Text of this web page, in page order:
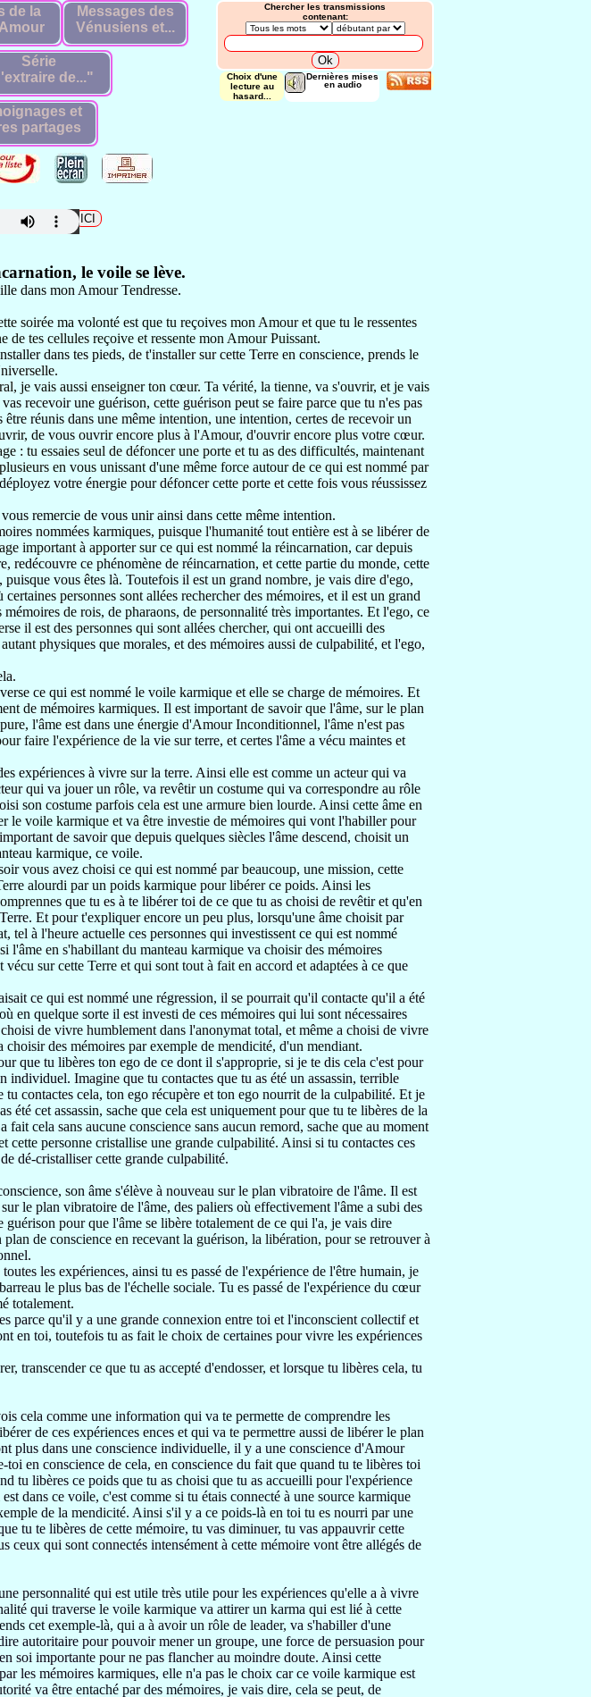
Chercher les transmissions
contenant:
Choix d'une
lecture au
hasard...
Dernières mises
en audio
de la
Messages des
Vénusiens et...
Série
de..."
et
partages
cliquez
le voile se lève.
dans mon Amour Tendresse.
soirée ma volonté est que tu reçoives mon Amour et que tu le ressentes
de tes cellules reçoive et ressente mon Amour Puissant.
dans tes pieds, de t'installer sur cette Terre en conscience, prends le
je vais aussi enseigner ton cœur. Ta vérité, la tienne, va s'ouvrir, et je vais
recevoirune guérison, cette guérison peut se faire parce que tu n'es pas
être réunis dans une même intention, une intention, certes de recevoir un
de vous ouvrirencore plus à l'Amour, d'ouvrir encore plus votre cœur.
: tu essaies seul de défoncer une porte et tu as des difficultés, maintenant
en vous unissant d'une même force autourde ce qui est nommé par
votre énergie pourdéfoncer cette porte et cette fois vous réussissez
remercie de vous unir ainsi dans cette même intention.
nommées karmiques, puisque l'humanité tout entière est à se libérerde
important à apportersur ce qui est nommé la réincarnation, car depuis
redécouvre ce phénomène de réincarnation, et cette partie du monde, cette
puisque vous êtes là. Toutefois il est un grand nombre, je vais dire d'ego,
certaines personnes sont allées rechercherdes mémoires, et il est un grand
de rois, de pharaons, de personnalité très importantes. Et l'ego, ce
il est des personnes qui sont allées chercher, qui ont accueilli des
physiques que morales, et des mémoires aussi de culpabilité, et l'ego,
ce qui est nommé le voile karmique et elle se charge de mémoires. Et
de mémoires karmiques. Il est important de savoir que l'âme, sur le plan
l'âme est dans une énergie d'Amour Inconditionnel, l'âme n'est pas
faire l'expérience de la vie sur terre, et certes l'âme a vécu maintes et
expériences à vivre sur la terre. Ainsi elle est comme un acteur qui va
qui va jouer un rôle, va revêtir un costume qui va correspondre au rôle
son costume parfois cela est une armure bien lourde. Ainsi cette âme en
le voile karmique et va être investie de mémoires qui vont l'habillerpour
de savoir que depuis quelques siècles l'âme descend, choisit un
karmique, ce voile.
vous avez choisi ce qui est nommé par beaucoup, une mission, cette
alourdi par un poids karmique pour libérer ce poids. Ainsi les
que tu es à te libérer toi de ce que tu as choisi de revêtir et qu'en
Et pour t'expliquer encore un peu plus, lorsqu'une âme choisit par
tel à l'heure actuelle ces personnes qui investissent ce qui est nommé
l'âme en s'habillant du manteau karmique va choisirdes mémoires
vécu sur cette Terre et qui sont tout à fait en accord et adaptées à ce que
ce qui est nommé une régression, il se pourrait qu'il contacte qu'il a été
en quelque sorte il est investi de ces mémoires qui lui sont nécessaires
de vivre humblement dans l'anonymat total, et même a choisi de vivre
choisir des mémoires par exemple de mendicité, d'un mendiant.
que tu libères ton ego de ce dont il s'approprie, si je te dis cela c'est pour
individuel. Imagine que tu contactes que tu as été un assassin, terrible
tu contactes cela, ton ego récupère et ton ego nourrit de la culpabilité. Et je
été cet assassin, sache que cela est uniquement pour que tu te libères de la
fait cela sans aucune conscience sans aucun remord, sache que au moment
cette personne cristallise une grande culpabilité. Ainsi si tu contactes ces
de dé-cristalliser cette grande culpabilité.
son âme s'élève à nouveau sur le plan vibratoire de l'âme. Il est
le plan vibratoire de l'âme, des paliers où effectivement l'âme a subi des
guérison pour que l'âme se libère totalement de ce qui l'a, je vais dire
plan de conscience en recevant la guérison, la libération, pour se retrouver à
les expériences, ainsi tu es passé de l'expérience de l'être humain, je
barreau le plus bas de l'échelle sociale. Tu es passé de l'expérience du cœur
totalement.
parce qu'il y a une grande connexion entre toi et l'inconscient collectif et
en toi, toutefois tu as fait le choix de certaines pour vivre les expériences
transcender ce que tu as accepté d'endosser, et lorsque tu libères cela, tu
cela comme une information qui va te permette de comprendre les
de ces expériences ences et qui va te permettre aussi de libérer le plan
plus dans une conscience individuelle, il y a une conscience d'Amour
toi en conscience de cela, en conscience du fait que quand tu te libères toi
tu libères ce poids que tu as choisi que tu as accueilli pourl'expérience
dans ce voile, c'est comme si tu étais connecté à une source karmique
de la mendicité. Ainsi s'il y a ce poids-là en toi tu es nourri par une
tu te libères de cette mémoire, tu vas diminuer, tu vas appauvrir cette
ceux qui sont connectés intensément à cette mémoire vont être allégés de
personnalité qui est utile très utile pour les expériences qu'elle a à vivre
qui traverse le voile karmique va attirer un karma qui est lié à cette
cet exemple-là, qui a à avoir un rôle de leader, va s'habiller d'une
autoritaire pour pouvoir mener un groupe, une force de persuasion pour
soi importante pour ne pas flancherau moindre doute. Ainsi cette
les mémoires karmiques, elle n'a pas le choix car ce voile karmique est
va être entaché par des mémoires, je vais dire, cela se peut, de